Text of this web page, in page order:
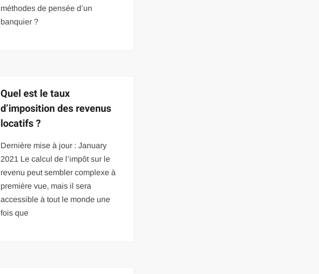
méthodes de pensée d’un
banquier ?
Quel est le taux
d’imposition des revenus
locatifs ?
Dernière mise à jour : January
2021 Le calcul de l’impôt sur le
revenu peut sembler complexe à
première vue, mais il sera
accessible à tout le monde une
fois que